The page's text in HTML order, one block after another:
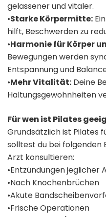
gelassener und vitaler.
•Starke Körpermitte:
hilft, Beschwerden zu
•Harmonie für Körper
Bewegungen werden
Entspannung und
•Mehr Vitalität: Deine
Haltungsgewohnheiten
Für wen ist Pilates
Grundsätzlich ist Pilates
solltest du bei folgenden
Arzt konsultieren:
•Entzündungen jeglicher
•Nach Knochenbrüchen
•Akute
•Frische Operationen